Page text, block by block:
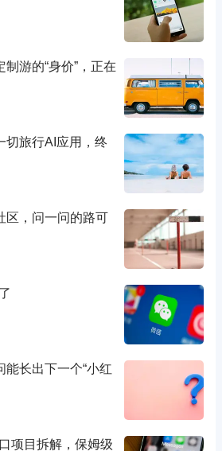
制游的“身价”，正在
切旅行AI应用，终
区，问一问的路可
能长出下一个“小红
项目拆解，保姆级